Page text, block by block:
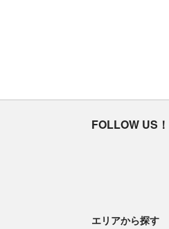
FOLLOW US！
エリアから探す